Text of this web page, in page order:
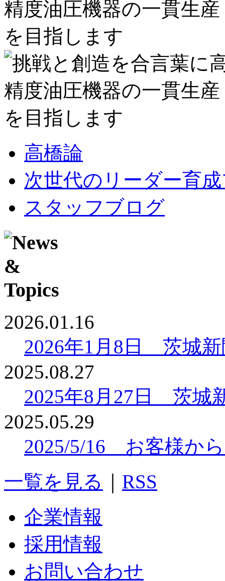
高橋論
次世代のリーダー育
スタッフブログ
2026.01.16
2026年1月8日 茨城
2025.08.27
2025年8月27日 茨城
2025.05.29
2025/5/16 お客様か
一覧を見る
RSS
企業情報
採用情報
お問い合わせ